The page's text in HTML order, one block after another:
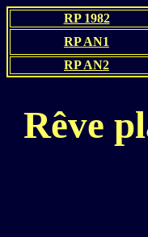
RP 1982
RP AN1
RP AN2
Rêve